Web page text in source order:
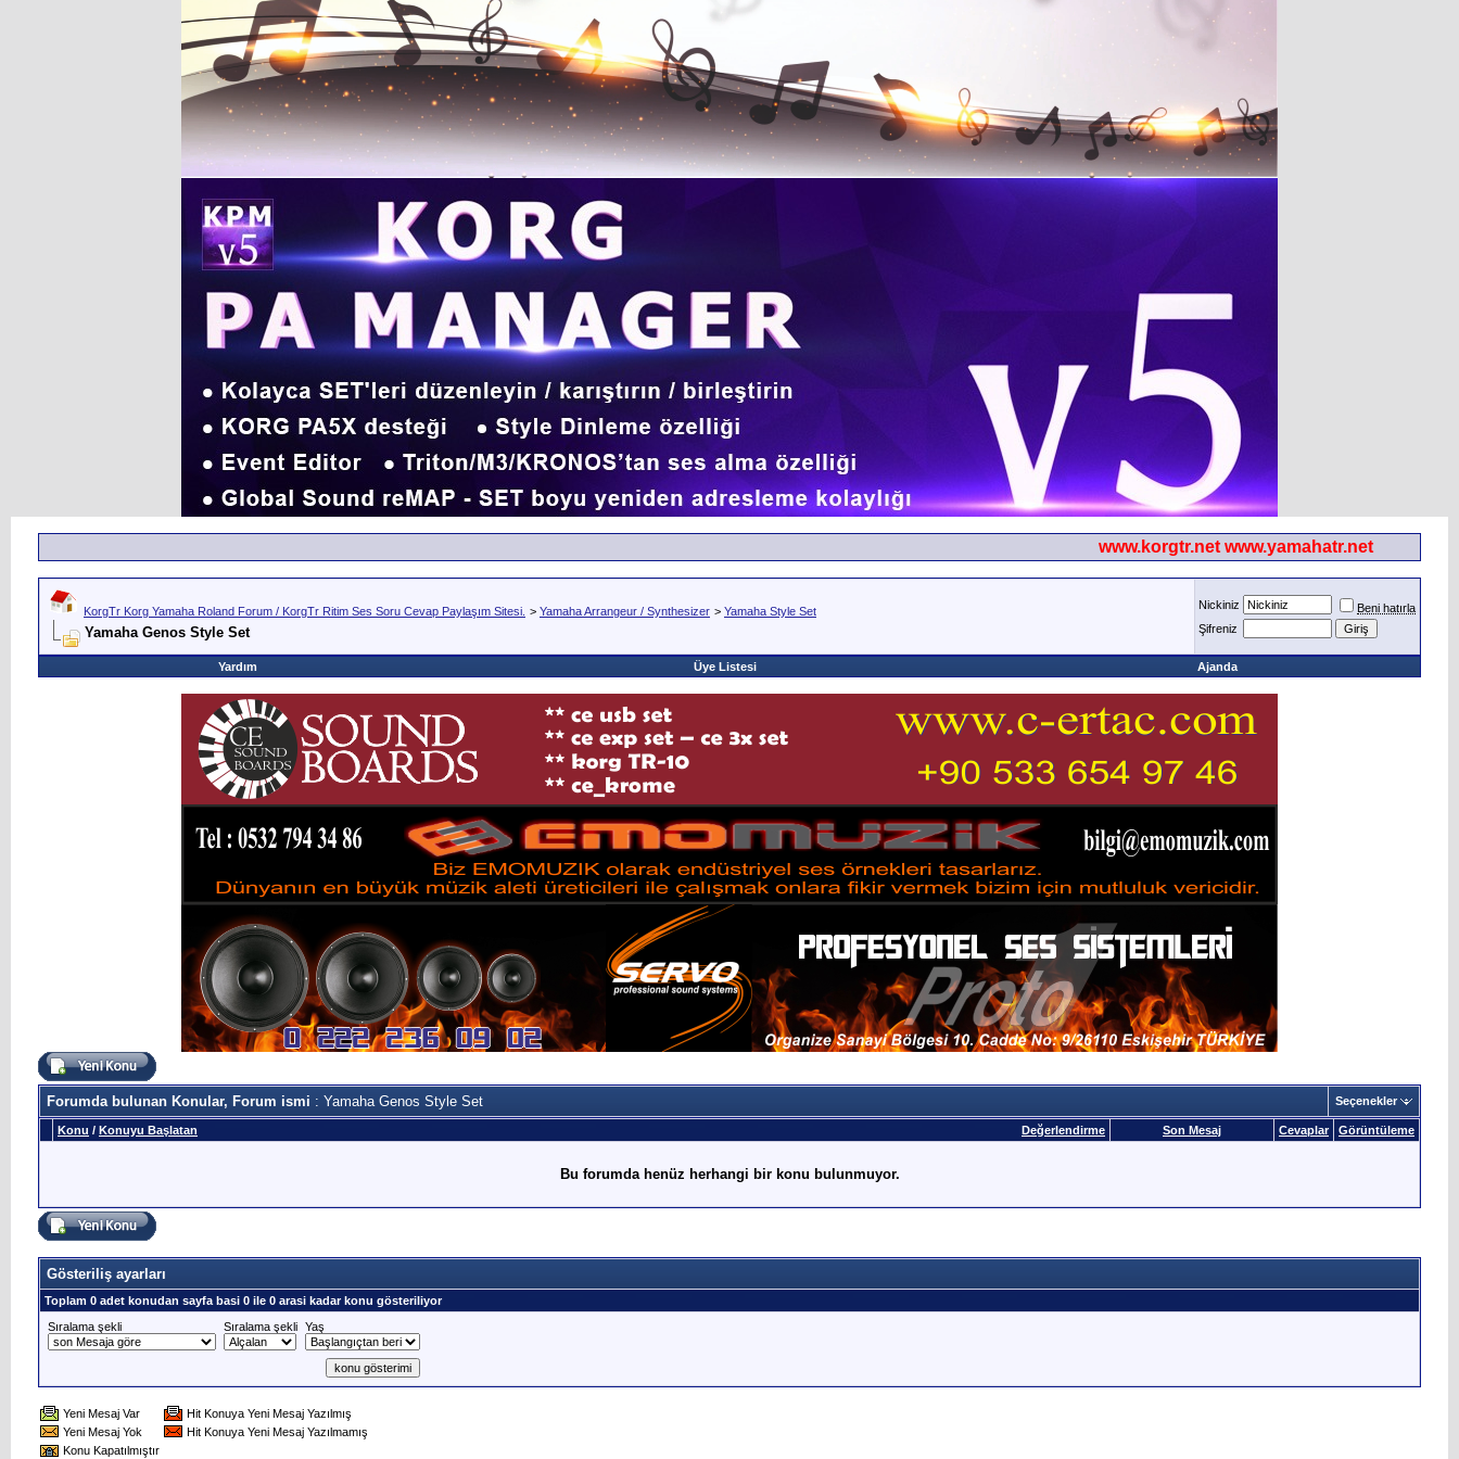
www.korgtr.net www.yamahatr.net
KorgTr Korg Yamaha Roland Forum / KorgTr Ritim Ses Soru Cevap Paylaşım Sitesi. > Yamaha Arrangeur / Synthesizer > Yamaha Style Set
Yamaha Genos Style Set
Nickiniz
Beni hatırla
Şifreniz
Yardım Üye Listesi Ajanda
Forumda bulunan Konular, Forum ismi : Yamaha Genos Style Set Seçenekler
Değerlendirme
Konu / Konuyu Başlatan Son Mesaj Cevaplar Görüntüleme
Bu forumda henüz herhangi bir konu bulunmuyor.
Gösteriliş ayarları
Toplam 0 adet konudan sayfa basi 0 ile 0 arasi kadar konu gösteriliyor
Sıralama şekli
Sıralama şekli Yaş
Yeni Mesaj Var
Hit Konuya Yeni Mesaj Yazılmış
Yeni Mesaj Yok
Hit Konuya Yeni Mesaj Yazılmamış
Konu Kapatılmıştır